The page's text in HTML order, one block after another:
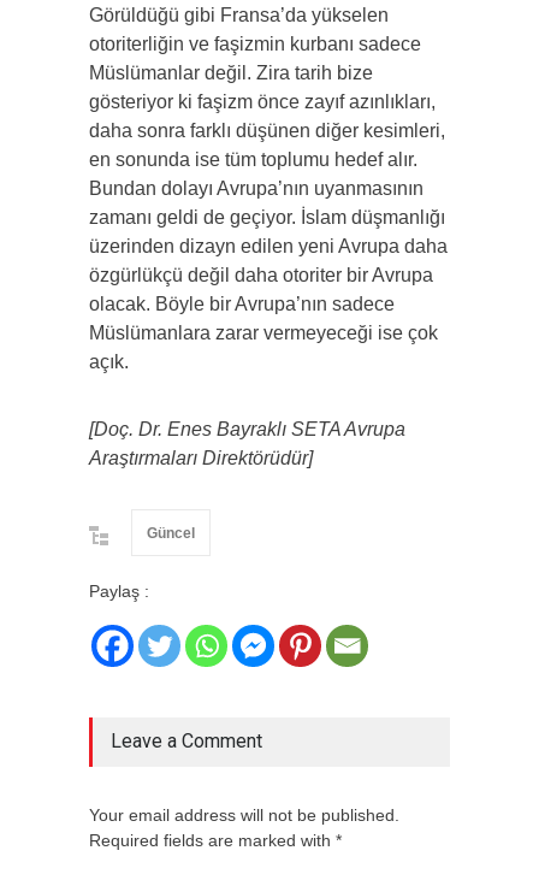
Görüldüğü gibi Fransa’da yükselen
otoriterliğin ve faşizmin kurbanı sadece
Müslümanlar değil. Zira tarih bize
gösteriyor ki faşizm önce zayıf azınlıkları,
daha sonra farklı düşünen diğer kesimleri,
en sonunda ise tüm toplumu hedef alır.
Bundan dolayı Avrupa’nın uyanmasının
zamanı geldi de geçiyor. İslam düşmanlığı
üzerinden dizayn edilen yeni Avrupa daha
özgürlükçü değil daha otoriter bir Avrupa
olacak. Böyle bir Avrupa’nın sadece
Müslümanlara zarar vermeyeceği ise çok
açık.
[Doç. Dr. Enes Bayraklı SETA Avrupa
Araştırmaları Direktörüdür]
Güncel
Paylaş :
Leave a Comment
Your email address will not be published.
Required fields are marked with *